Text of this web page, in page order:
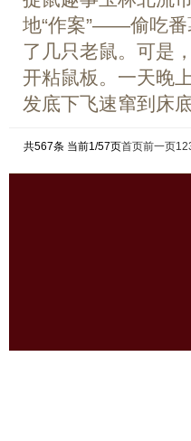
地“作案”——偷吃番
了几只老鼠。可是
开粘鼠板。一天晚
发底下飞速窜到床
共567条 当前1/57页首页前一页12